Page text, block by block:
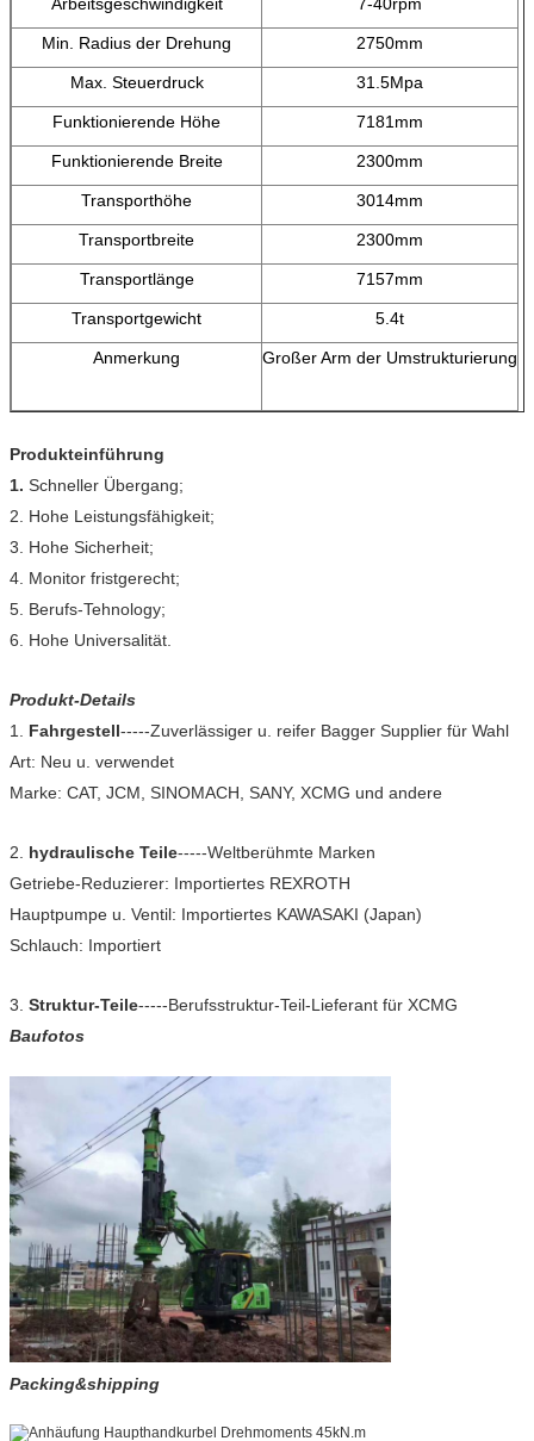
Min. Radius der Drehung 2750mm
Max. Steuerdruck 31.5Mpa
Funktionierende Höhe 7181mm
Funktionierende Breite 2300mm
Transporthöhe 3014mm
Transportbreite 2300mm
Transportlänge 7157mm
Transportgewicht 5.4t
Anmerkung Großer Arm der Umstrukturierung
Produkteinführung
1. Schneller Übergang;
2. Hohe Leistungsfähigkeit;
3. Hohe Sicherheit;
4. Monitor fristgerecht;
5. Berufs-Tehnology;
6. Hohe Universalität.
Produkt-Details
1. Fahrgestell-----Zuverlässiger u. reifer Bagger Supplier für Wahl
Art: Neu u. verwendet
Marke: CAT, JCM, SINOMACH, SANY, XCMG und andere
2. hydraulische Teile-----Weltberühmte Marken
Getriebe-Reduzierer: Importiertes REXROTH
Hauptpumpe u. Ventil: Importiertes KAWASAKI (Japan)
Schlauch: Importiert
3. Struktur-Teile-----Berufsstruktur-Teil-Lieferant für XCMG
Baufotos
Packing&shipping